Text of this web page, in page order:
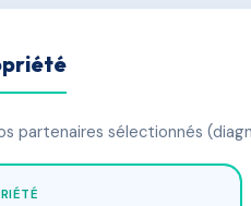
partenaires sélectionnés